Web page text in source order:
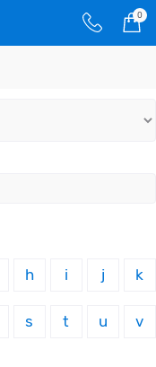
0
h i j k
s t u v